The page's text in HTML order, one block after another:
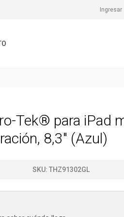
Ingresar
Tek® para iPad
8,3" (Azul)
SKU: THZ91302GL